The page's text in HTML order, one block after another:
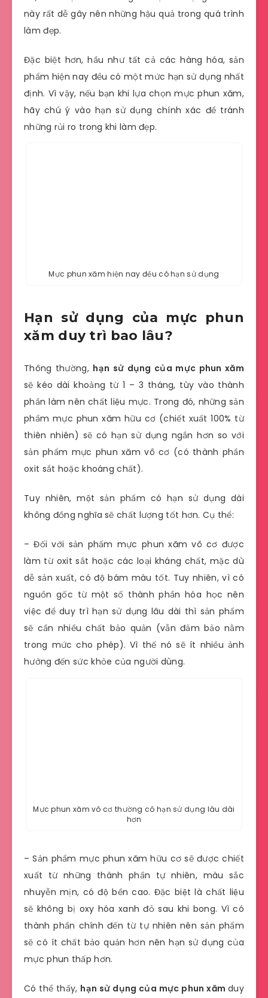
này rất dễ gây nên những hậu quả trong quá trình
làm đẹp.
Đặc biệt hơn, hầu như tất cả các hàng hóa, sản
phẩm hiện nay đều có một mức hạn sử dụng nhất
định. Vì vậy, nếu bạn khi lựa chọn mực phun xăm,
hãy chú ý vào hạn sử dụng chính xác để tránh
những rủi ro trong khi làm đẹp.
Mực phun xăm hiện nay đều có hạn sử dụng
Hạn sử dụng của mực phun
xăm duy trì bao lâu?
Thông thường, hạn sử dụng của mực phun xăm
sẽ kéo dài khoảng từ 1 – 3 tháng, tùy vào thành
phần làm nên chất liệu mực. Trong đó, những sản
phẩm mực phun xăm hữu cơ (chiết xuất 100% từ
thiên nhiên) sẽ có hạn sử dụng ngắn hơn so với
sản phẩm mực phun xăm vô cơ (có thành phần
oxit sắt hoặc khoáng chất).
Tuy nhiên, một sản phẩm có hạn sử dụng dài
không đồng nghĩa sẽ chất lượng tốt hơn. Cụ thể:
– Đối với sản phẩm mực phun xăm vô cơ được
làm từ oxit sắt hoặc các loại kháng chất, mặc dù
dễ sản xuất, có độ bám màu tốt. Tuy nhiên, vì có
nguồn gốc từ một số thành phần hóa học nên
việc để duy trì hạn sử dụng lâu dài thì sản phẩm
sẽ cần nhiều chất bảo quản (vẫn đảm bảo nằm
trong mức cho phép). Vì thế nó sẽ ít nhiều ảnh
hưởng đến sức khỏe của người dùng.
Mực phun xăm vô cơ thường có hạn sử dụng lâu dài
hơn
– Sản phẩm mực phun xăm hữu cơ sẽ được chiết
xuất từ những thành phần tự nhiên, màu sắc
nhuyễn mịn, có độ bền cao. Đặc biệt là chất liệu
sẽ không bị oxy hóa xanh đỏ sau khi bong. Vì có
thành phần chính đến từ tự nhiên nên sản phẩm
sẽ có ít chất bảo quản hơn nên hạn sử dụng của
mực phun thấp hơn.
Có thể thấy, hạn sử dụng của mực phun xămduy